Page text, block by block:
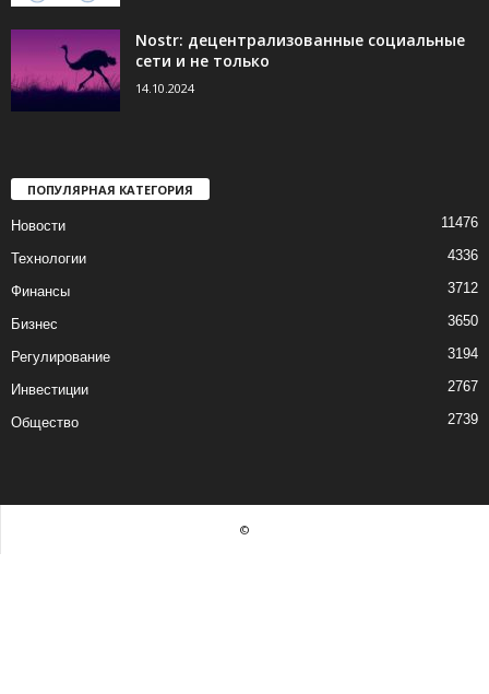
Nostr: децентрализованные социальные
сети и не только
14.10.2024
ПОПУЛЯРНАЯ КАТЕГОРИЯ
Новости 11476
Технологии 4336
Финансы 3712
Бизнес 3650
Регулирование 3194
Инвестиции 2767
Общество 2739
©